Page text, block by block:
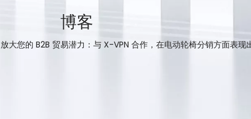
博客
放大您的 B2B 贸易潜力：与 X-VPN 合作，在电动轮椅分销方面表现